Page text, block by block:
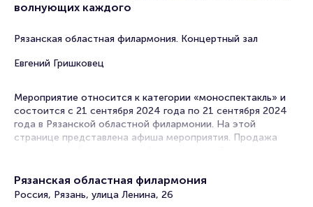
волнующих каждого
Рязанская областная филармония. Концертный зал
Евгений Гришковец
Мероприятие относится к категории «моноспектакль» и
состоится с 21 сентября 2024 года по 21 сентября 2024
года в Рязанской областной филармонии. На этой
странице представлена афиша мероприятия. Продажа
единственная возможность достать билет на
моноспектакль.
Рязанская областная филармония
Россия, Рязань, улица Ленина, 26